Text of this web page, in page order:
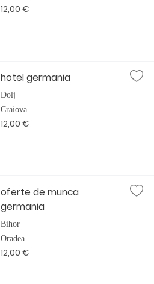
12,00 €
hotel germania
Dolj
Craiova
12,00 €
oferte de munca
germania
Bihor
Oradea
12,00 €